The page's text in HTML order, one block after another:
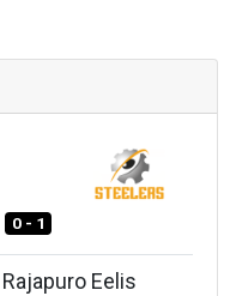
0 - 1
Rajapuro Eelis